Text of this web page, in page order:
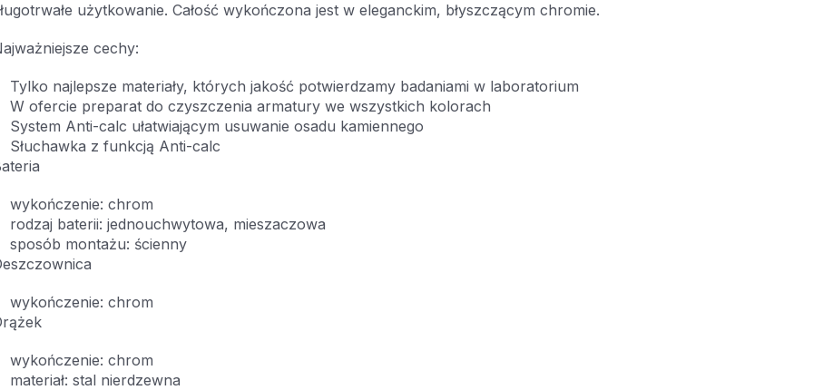
użytkowanie. Całość wykończona jest w eleganckim, błyszczącym chromie.
cechy:
Tylko najlepsze materiały, których jakość potwierdzamy badaniami w laboratorium
W ofercie preparat do czyszczenia armatury we wszystkich kolorach
System Anti-calc ułatwiającym usuwanie osadu kamiennego
Słuchawka z funkcją Anti-calc
wykończenie: chrom
rodzaj baterii: jednouchwytowa, mieszaczowa
sposób montażu: ścienny
wykończenie: chrom
wykończenie: chrom
materiał: stal nierdzewna